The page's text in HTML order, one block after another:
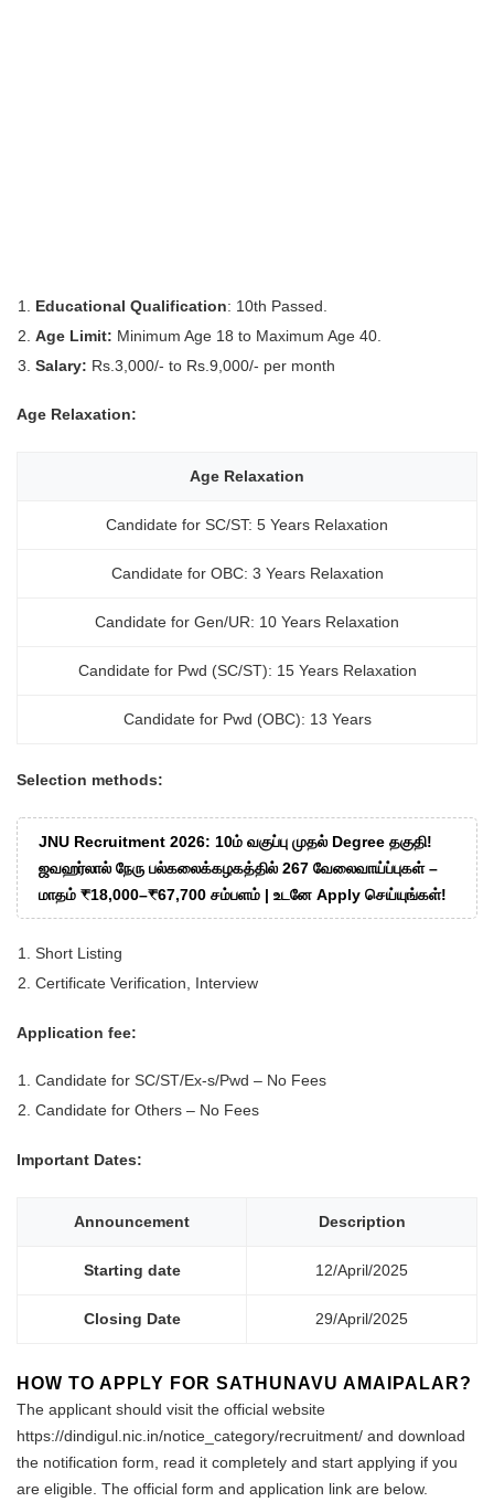
Educational Qualification: 10th Passed.
Age Limit: Minimum Age 18 to Maximum Age 40.
Salary: Rs.3,000/- to Rs.9,000/- per month
Age Relaxation:
Age Relaxation
Candidate for SC/ST: 5 Years Relaxation
Candidate for OBC: 3 Years Relaxation
Candidate for Gen/UR: 10 Years Relaxation
Candidate for Pwd (SC/ST): 15 Years Relaxation
Candidate for Pwd (OBC): 13 Years
Selection methods:
JNU Recruitment 2026: 10ம் வகுப்பு முதல் Degree தகுதி!
ஜவஹர்லால் நேரு பல்கலைக்கழகத்தில் 267 வேலைவாய்ப்புகள் –
மாதம் ₹18,000–₹67,700 சம்பளம் | உடனே Apply செய்யுங்கள்!
Short Listing
Certificate Verification, Interview
Application fee:
Candidate for SC/ST/Ex-s/Pwd – No Fees
Candidate for Others – No Fees
Important Dates:
Announcement Description
Starting date 12/April/2025
Closing Date 29/April/2025
HOW TO APPLY FOR SATHUNAVU AMAIPALAR?
The applicant should visit the official website
https://dindigul.nic.in/notice_category/recruitment/ and download
the notification form, read it completely and start applying if you
are eligible. The official form and application link are below.